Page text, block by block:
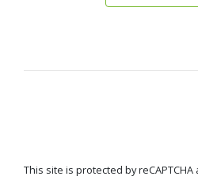
This site is protected by